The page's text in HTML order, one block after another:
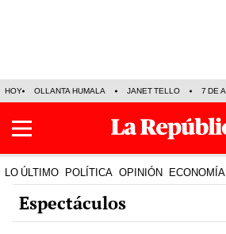
HOY OLLANTA HUMALA JANET TELLO 7 DE
LO ÚLTIMO POLÍTICA OPINIÓN ECONOMÍA
Espectáculos